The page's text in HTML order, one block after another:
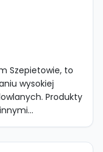
Szepietowie, to
wysokiej
Produkty